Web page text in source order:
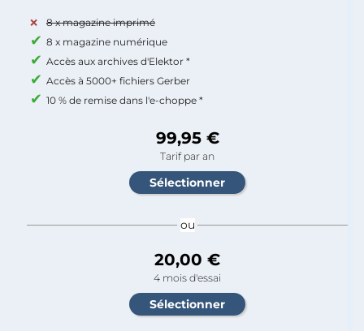
8 x magazine imprimé
8 x magazine numérique
Accès aux archives d'Elektor *
Accès à 5000+ fichiers Gerber
10 % de remise dans l'e-choppe *
99,95 €
Tarif par an
ou
20,00 €
4 mois d'essai